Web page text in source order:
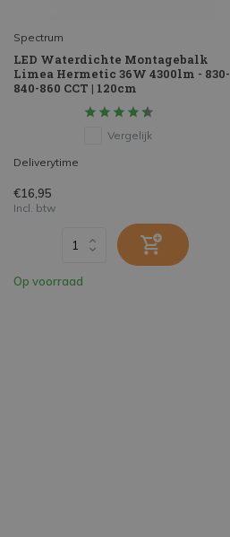
Spectrum
LED Waterdichte Montagebalk
Limea Hermetic 36W 4300lm - 830-
840-860 CCT | 120cm
Vergelijk
Deliverytime
€16,95
Incl. btw
Op voorraad